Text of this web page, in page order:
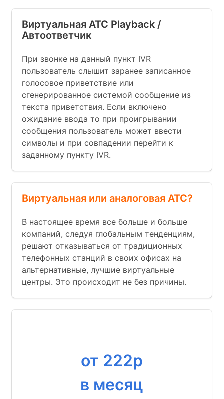
Виртуальная АТС Playback /
Автоответчик
При звонке на данный пункт IVR
пользователь слышит заранее записанное
голосовое приветствие или
сгенерированное системой сообщение из
текста приветствия. Если включено
ожидание ввода то при проигрывании
сообщения пользователь может ввести
символы и при совпадении перейти к
заданному пункту IVR.
Виртуальная или аналоговая АТС?
В настоящее время все больше и больше
компаний, следуя глобальным тенденциям,
решают отказываться от традиционных
телефонных станций в своих офисах на
альтернативные, лучшие виртуальные
центры. Это происходит не без причины.
от 222р
в месяц